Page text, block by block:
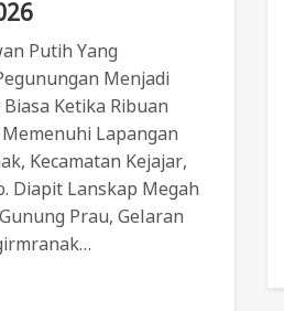
Putih Yang
Menjadi
Ketika Ribuan
Lapangan
Kecamatan Kejajar,
Diapit Lanskap Megah
Prau, Gelaran